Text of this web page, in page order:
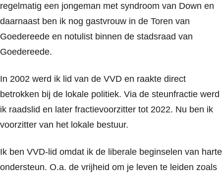
regelmatig een jongeman met syndroom van Down en
daarnaast ben ik nog gastvrouw in de Toren van
Goedereede en notulist binnen de stadsraad van
Goedereede.
In 2002 werd ik lid van de VVD en raakte direct
betrokken bij de lokale politiek. Via de steunfractie werd
ik raadslid en later fractievoorzitter tot 2022. Nu ben ik
voorzitter van het lokale bestuur.
Ik ben VVD-lid omdat ik de liberale beginselen van harte
ondersteun. O.a. de vrijheid om je leven te leiden zoals